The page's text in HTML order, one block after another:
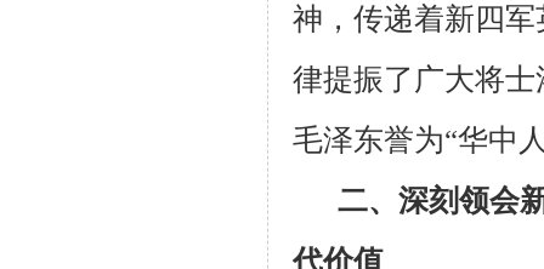
神，传递着新四
律提振了广大将
毛泽东誉为“华中
二、深刻领会
代价值